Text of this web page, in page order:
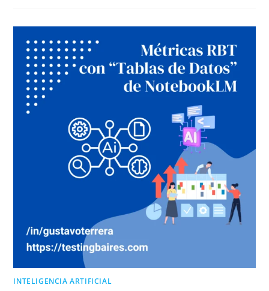
INTELIGENCIA ARTIFICIAL